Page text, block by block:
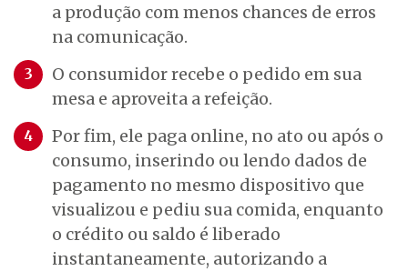
a produção com menos chances de erros
na comunicação.
O consumidor recebe o pedido em sua
mesa e aproveita a refeição.
Por fim, ele paga online, no ato ou após o
consumo, inserindo ou lendo dados de
pagamento no mesmo dispositivo que
visualizou e pediu sua comida, enquanto
o crédito ou saldo é liberado
instantaneamente, autorizando a